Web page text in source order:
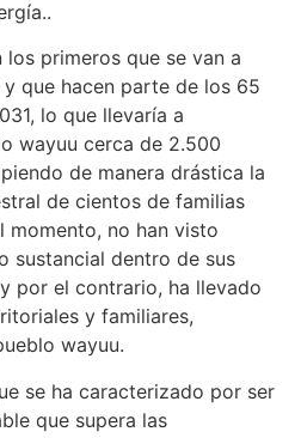
primeros que se van a
que hacen parte de los 65
lo que llevaría a
wayuu cerca de 2.500
de manera drástica la
de cientos de familias
momento, no han visto
sustancial dentro de sus
por el contrario, ha llevado
y familiares,
wayuu.
se ha caracterizado por ser
que supera las